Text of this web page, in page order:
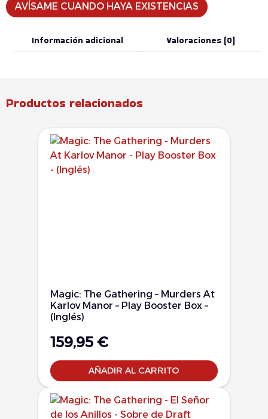
AVÍSAME CUANDO HAYA EXISTENCIAS
Información adicional Valoraciones (0)
Productos relacionados
Magic: The Gathering – Murders At
Karlov Manor – Play Booster Box –
(Inglés)
159,95 €
AÑADIR AL CARRITO